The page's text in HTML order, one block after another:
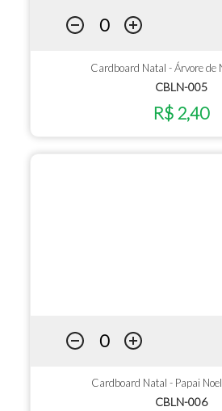
Cardboard Natal - Árvore de
CBLN-005
R$ 2,40
Cardboard Natal - Papai
CBLN-006